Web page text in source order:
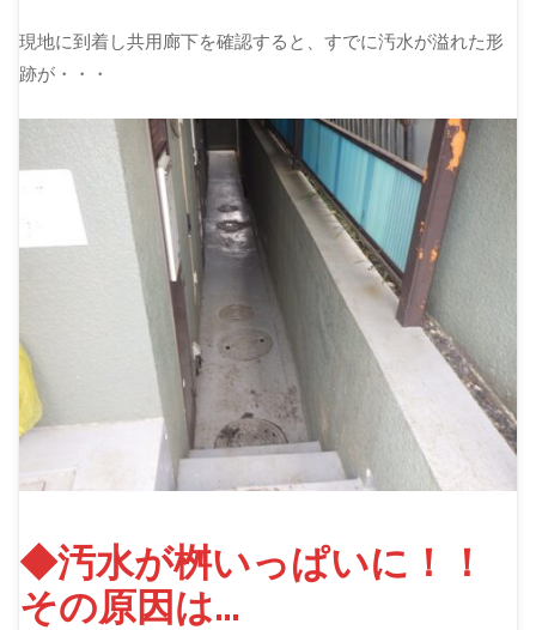
現地に到着し共用廊下を確認すると、すでに汚水が溢れた形
跡が・・・
◆汚水が桝いっぱいに！！
その原因は…